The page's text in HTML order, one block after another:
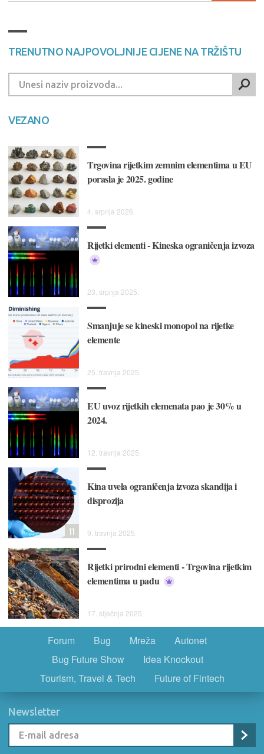
TRENUTNO NAJPOVOLJNIJE CIJENE NA TRŽIŠTU
VEZANO
Trgovina rijetkim zemnim elementima u EU
porasla je 2025. godine
4. srpnja 2026.
Rijetki elementi - Kineska ograničenja izvoza
23. srpnja 2025.
Smanjuje se kineski monopol na rijetke
elemente
25. travnja 2025.
EU uvoz rijetkih elemenata pao je 30% u
2024.
12. travnja 2025.
Kina uvela ograničenja izvoza skandija i
disprozija
9. travnja 2025.
11
Rijetki prirodni elementi - Trgovina rijetkim
elementima u padu
17. siječnja 2025.
Forum Bug Mreža
Autonet
Bug Future Show
Idea Knockout
Tourism, Travel & Tech
Future of Fintech
Newsletter